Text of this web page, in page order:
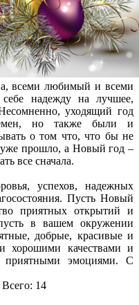
всеми любимый и всеми
надежду на лучшее,
уходящий год
но также были и
о том что, что бы не
прошло, а Новый год –
все сначала.
успехов, надежных
Пусть Новый
приятных открытий и
в вашем окружении
добрые, красивые и
хорошими качествами и
приятными эмоциями. С
Всего: 14